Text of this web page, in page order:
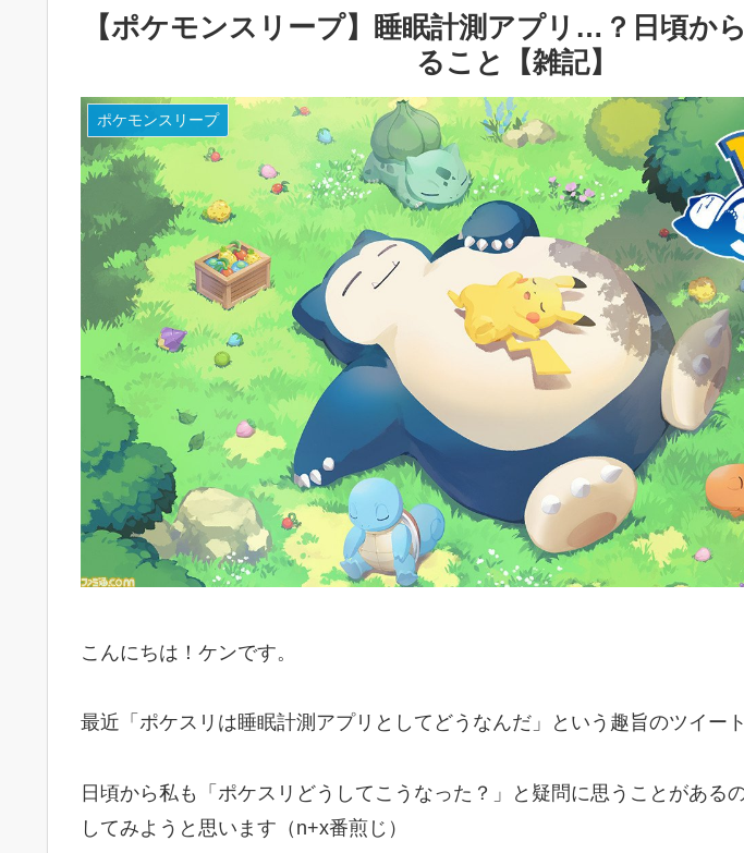
【ポケモンスリープ】睡眠計測アプリ…？日頃か
ること【雑記】
ポケモンスリープ
こんにちは！ケンです。
最近「ポケスリは睡眠計測アプリとしてどうなんだ」という趣旨のツイー
日頃から私も「ポケスリどうしてこうなった？」と疑問に思うことがある
してみようと思います（n+x番煎じ）